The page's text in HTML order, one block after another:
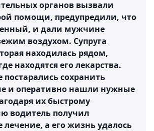
органов вызвали
помощи, предупредили, что
и дали мужчине
воздухом. Супруга
находилась рядом,
находятся его лекарства.
сохранить
и оперативно нашли нужные
их быстрому
водитель получил
лечение, а его жизнь удалось